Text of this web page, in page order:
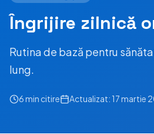
Îngrijire zilnică
Rutina de bază pentru
lung.
6 min citire Actualizat: 17 martie